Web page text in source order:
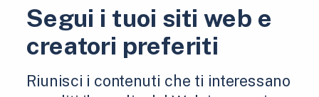
Segui i tuoi siti web e
creatori preferiti
Riunisci i contenuti che ti interessano